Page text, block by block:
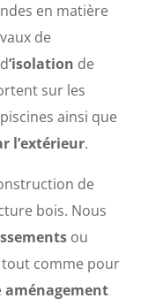
en matière
de
’isolation de
sur les
ainsi que
l’extérieur.
de
bois. Nous
ou
comme pour
aménagement